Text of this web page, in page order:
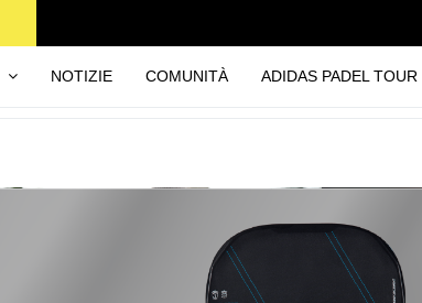
NOTIZIE COMUNITÀ ADIDAS PADEL TOUR